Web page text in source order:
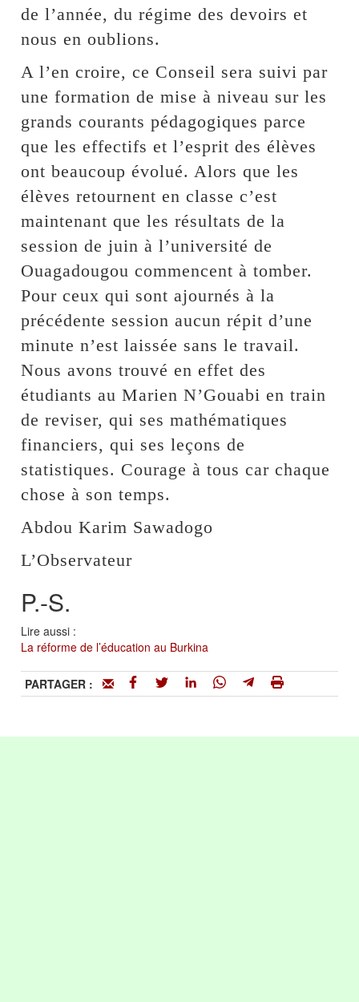
de l’année, du régime des devoirs et
nous en oublions.
A l’en croire, ce Conseil sera suivi par
une formation de mise à niveau sur les
grands courants pédagogiques parce
que les effectifs et l’esprit des élèves
ont beaucoup évolué. Alors que les
élèves retournent en classe c’est
maintenant que les résultats de la
session de juin à l’université de
Ouagadougou commencent à tomber.
Pour ceux qui sont ajournés à la
précédente session aucun répit d’une
minute n’est laissée sans le travail.
Nous avons trouvé en effet des
étudiants au Marien N’Gouabi en train
de reviser, qui ses mathématiques
financiers, qui ses leçons de
statistiques. Courage à tous car chaque
chose à son temps.
Abdou Karim Sawadogo
L’Observateur
P.-S.
Lire aussi :
La réforme de l’éducation au Burkina
PARTAGER :